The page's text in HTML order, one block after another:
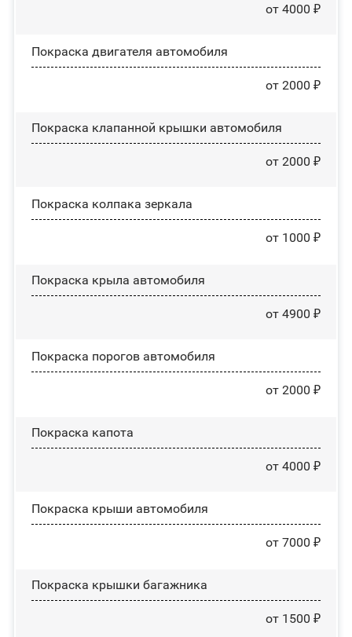
от 4000 ₽
Покраска двигателя автомобиля
от 2000 ₽
Покраска клапанной крышки автомобиля
от 2000 ₽
Покраска колпака зеркала
от 1000 ₽
Покраска крыла автомобиля
от 4900 ₽
Покраска порогов автомобиля
от 2000 ₽
Покраска капота
от 4000 ₽
Покраска крыши автомобиля
от 7000 ₽
Покраска крышки багажника
от 1500 ₽